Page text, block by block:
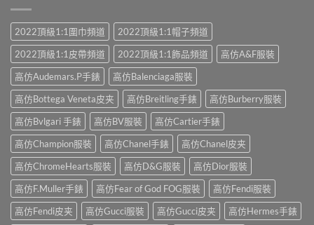
2022頂級1:1圍巾頻道
2022頂級1:1帽子頻道
2022頂級1:1皮帶頻道
2022頂級1:1飾品頻道
高仿A&F服裝
高仿Audemars.P手錶
高仿Balenciaga服裝
高仿Bottega Veneta皮夹
高仿Breitling手錶
高仿Burberry服裝
高仿Bvlgari 手錶
高仿BV服裝
高仿Cartier手錶
高仿Champion服裝
高仿Chanel手錶
高仿Chanel皮夹
高仿ChromeHearts服裝
高仿D&G服裝
高仿Dior服裝
高仿F.Muller手錶
高仿Fear of God FOG服裝
高仿Fendi服裝
高仿Fendi皮夹
高仿Gucci服裝 高仿Gucci皮夹 高仿Hermes手錶